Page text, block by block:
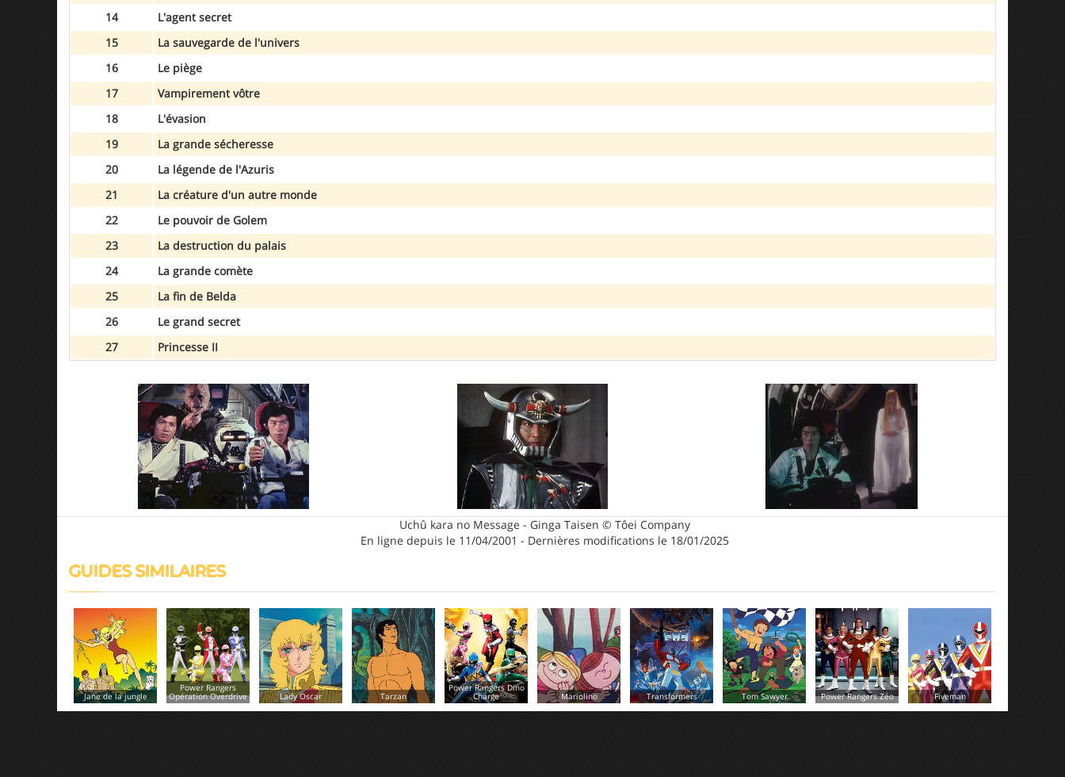
14
L'agent secret
15
La sauvegarde de l'univers
16
Le piège
17
Vampirement vôtre
18
L'évasion
19
La grande sécheresse
20
La légende de l'Azuris
21
La créature d'un autre monde
22
Le pouvoir de Golem
23
La destruction du palais
24
La grande comète
25
La fin de Belda
26
Le grand secret
27
Princesse II
Uchû kara no Message - Ginga Taisen © Tôei Company
En ligne depuis le 11/04/2001 - Dernières modifications le 18/01/2025
GUIDES SIMILAIRES
Power Rangers
Opération Overdrive Lady Oscar Tarzan
Power Rangers Dino
Charge Mariolino Transformers Tom Sawyer Power Rangers Zéo Fiveman Pinocchio